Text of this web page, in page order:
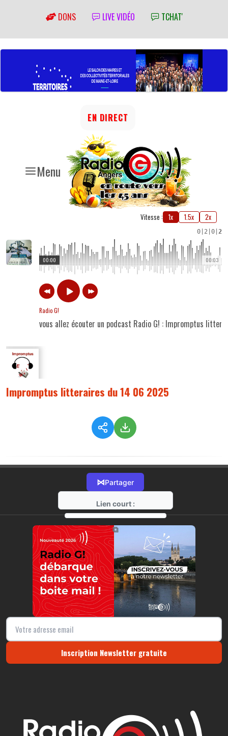
DONS LIVE VIDÉO TCHAT'
Menu
EN DIRECT
Vitesse : 1x 1.5x 2x
0 2 0 2
00:03
00:00
Radio G!
vous allez écouter un podcast Radio G! : Impromptus
Impromptus litteraires du 14 06 2025
⋈Partager
Lien court :
https://radio-g.fr?17941
⧉
Inscription Newsletter gratuite